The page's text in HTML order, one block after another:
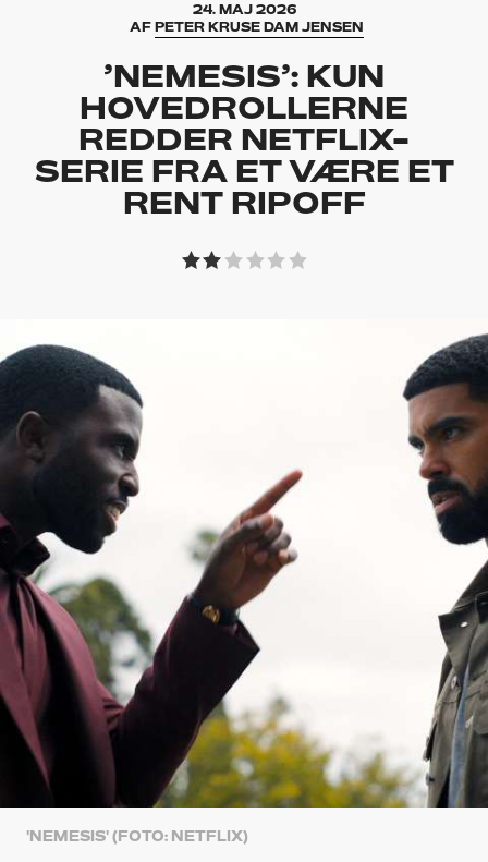
24. MAJ 2026
AF PETER KRUSE DAM JENSEN
’NEMESIS’: KUN
HOVEDROLLERNE
REDDER NETFLIX-
SERIE FRA ET VÆRE ET
RENT RIPOFF
'NEMESIS' (FOTO: NETFLIX)